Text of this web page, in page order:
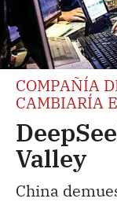
COMPAÑÍA
CAMBIARÍA
Valley
China